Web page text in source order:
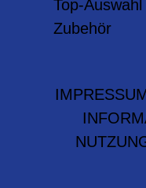
Top-
Zubehör